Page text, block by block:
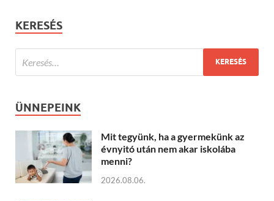
KERESÉS
ÜNNEPEINK
Mit tegyünk, ha a gyermekünk az
évnyitó után nem akar iskolába
menni?
2026.08.06.